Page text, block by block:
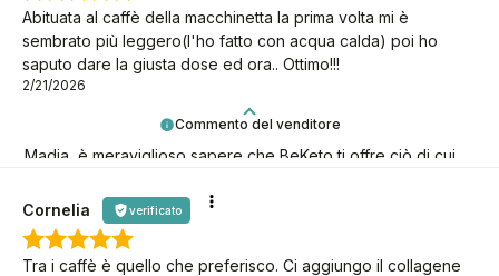
Commento del venditore
Madia, è meraviglioso sapere che BeKeto ti offre ciò di cui
Abituata al caffè della macchinetta la prima volta mi è
sembrato più leggero(l'ho fatto con acqua calda) poi ho
saputo dare la giusta dose ed ora.. Ottimo!!!
2/21/2026
Cornelia verificato
Tra i caffè è quello che preferisco. Ci aggiungo il collagene